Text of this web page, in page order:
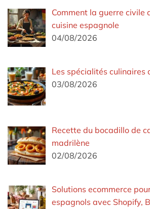
Comment la guerre civile
cuisine espagnole
04/08/2026
Les spécialités culinaires
03/08/2026
Recette du bocadillo de
madrilène
02/08/2026
Solutions ecommerce
espagnols avec Shopify,